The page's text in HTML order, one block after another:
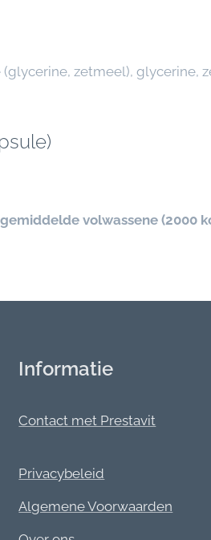
(glycerine, zetmeel), glycerine,
volwassene (2000
Informatie
Contact met Prestavit
Privacybeleid
Algemene Voorwaarden